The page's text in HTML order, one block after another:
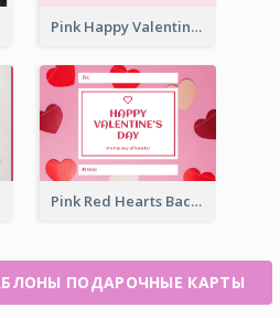
Pink Happy Valentine's Day Illustration Gift Card
Pink Red Hearts Background Valentine's Day Gift Card
ПОДАРОЧНЫЕ КАРТЫ